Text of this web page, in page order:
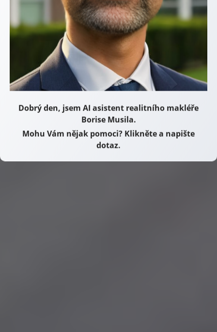
a bez zbytečného stresu.
Dobrý den, jsem AI asistent realitního makléře
Borise Musila.
Mohu Vám nějak pomoci? Klikněte a napište
dotaz.